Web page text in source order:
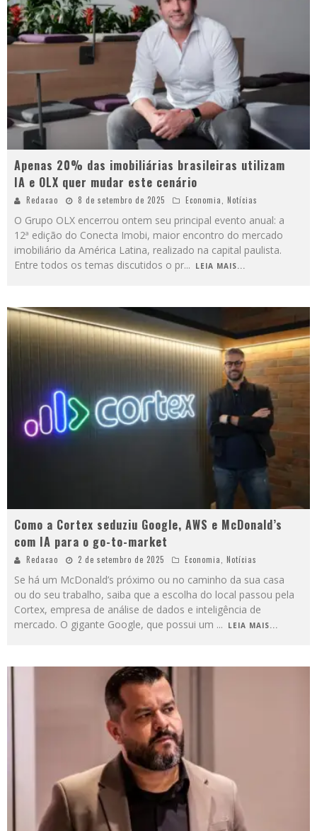
Apenas 20% das imobiliárias brasileiras utilizam
IA e OLX quer mudar este cenário
Redacao 8 de setembro de 2025 Economia Notícias
O Grupo OLX encerrou ontem seu principal evento anual: a
12ª edição do Conecta Imobi, maior encontro do mercado
imobiliário da América Latina, realizado na capital paulista.
Entre todos os temas discutidos o pr... LEIA MAIS...
Como a Cortex seduziu Google, AWS e McDonald’s
com IA para o go-to-market
Redacao 2 de setembro de 2025 Economia, Notícias
Se há um McDonald’s próximo ou no caminho da sua casa
ou do seu trabalho, saiba que a escolha do local passou pela
Cortex, empresa de análise de dados e inteligência de
mercado. O gigante Google, que possui um ... LEIA MAIS...